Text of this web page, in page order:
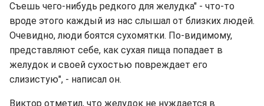
Съешь чего-нибудь редкого для желудка" - что-то
вроде этого каждый из нас слышал от близких людей.
Очевидно, люди боятся сухомятки. По-видимому,
представляют себе, как сухая пища попадает в
желудок и своей сухостью повреждает его
слизистую", - написал он.
Виктор отметил, что желудок не нуждается в